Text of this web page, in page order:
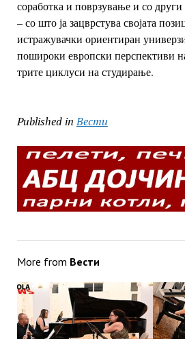
соработка и поврзување и со
– со што ја зацврстува својата
истражувачки ориентиран
пошироки европски перспективи
трите циклуси на студирање.
Published in Вести
More from Вести